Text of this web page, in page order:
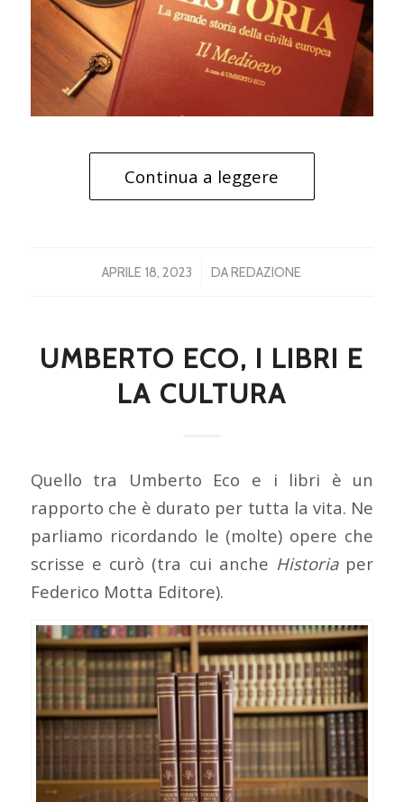
Continua a leggere
APRILE 18, 2023
/ DAREDAZIONE
UMBERTO ECO, I LIBRI E
LA CULTURA
Quello tra Umberto Eco e i libri è un
rapporto che è durato per tutta la vita. Ne
parliamo ricordando le (molte) opere che
scrisse e curò (tra cui anche Historiaper
Federico Motta Editore).